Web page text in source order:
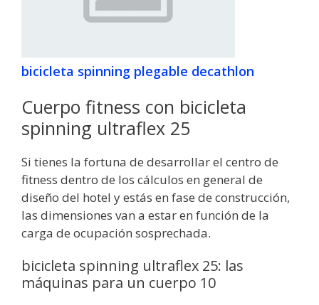
bicicleta spinning plegable decathlon
Cuerpo fitness con bicicleta
spinning ultraflex 25
Si tienes la fortuna de desarrollar el centro de
fitness dentro de los cálculos en general de
diseño del hotel y estás en fase de construcción,
las dimensiones van a estar en función de la
carga de ocupación sosprechada.
bicicleta spinning ultraflex 25: las
máquinas para un cuerpo 10